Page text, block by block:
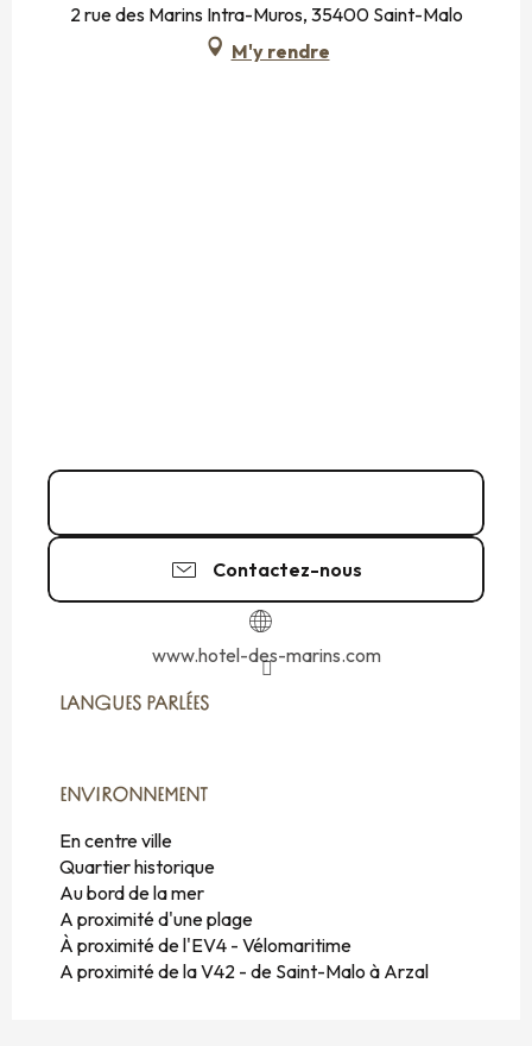
2 rue des Marins Intra-Muros, 35400 Saint-Malo
M'y rendre
Contactez-nous
www.hotel-des-marins.com
LANGUES PARLÉES
LANGUES PARLÉES
ENVIRONNEMENT
ENVIRONNEMENT
En centre ville
Quartier historique
Au bord de la mer
A proximité d'une plage
À proximité de l'EV4 - Vélomaritime
A proximité de la V42 - de Saint-Malo à Arzal